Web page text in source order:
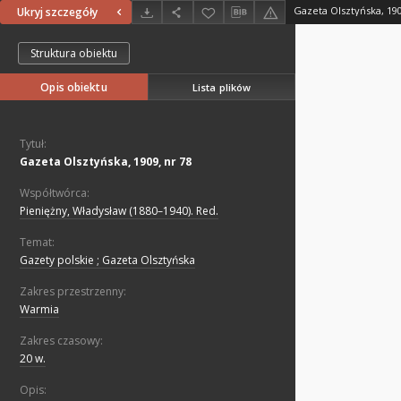
Ukryj szczegóły Gazeta Olsztyńska,
Struktura obiektu
Opis obiektu Lista plików
Tytuł:
Gazeta Olsztyńska, 1909, nr 78
Współtwórca:
Pieniężny, Władysław (1880–1940). Red.
Temat:
Gazety polskie ; Gazeta Olsztyńska
Zakres przestrzenny:
Warmia
Zakres czasowy:
20 w.
Opis: